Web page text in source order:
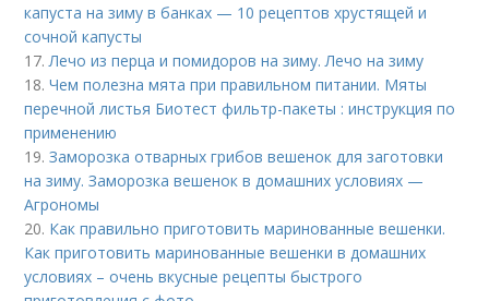
капуста на зиму в банках — 10 рецептов хрустящей и
сочной капусты
17. Лечо из перца и помидоров на зиму. Лечо на зиму
18.Чем полезна мята при правильном питании. Мяты
перечной листья Биотест фильтр-пакеты : инструкция по
применению
19.Заморозка отварных грибов вешенок для заготовки
на зиму. Заморозка вешенок в домашних условиях —
Агрономы
20. Как правильно приготовить маринованные вешенки.
Как приготовить маринованные вешенки в домашних
условиях – очень вкусные рецепты быстрого